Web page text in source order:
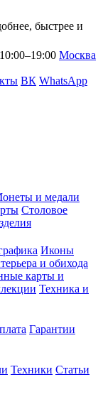
быстрее и
Москва
ВК WhatsApp
и медали
Столовое
Иконы
и обихода
карты и
Техника и
Гарантии
Техники Статьи